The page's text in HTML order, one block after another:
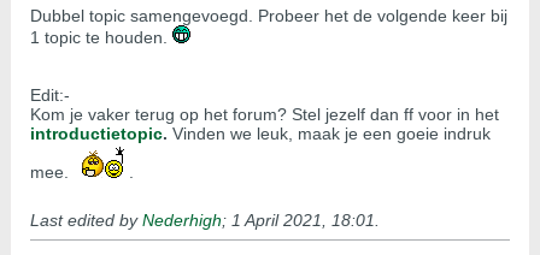
Dubbel topic samengevoegd. Probeer het de volgende keer bij
1 topic te houden.
Edit:-
Kom je vaker terug op het forum? Stel jezelf dan ff voor in het
introductietopic. Vinden we leuk, maak je een goeie indruk
mee.
Last edited byNederhigh; 1 April 2021, 18:01